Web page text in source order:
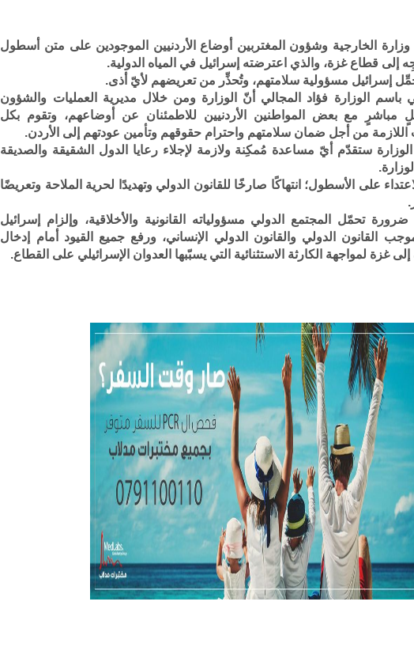
وزارة الخارجية وشؤون المغتربين أوضاع الأردنيين الموجودين على متن أسطول
إلى قطاع غزة، والذي اعترضته إسرائيل في المياه الدولية.
إسرائيل مسؤولية سلامتهم، وتُحذِّر من تعريضهم لأيّ أذى.
باسم الوزارة فؤاد المجالي أنّ الوزارة ومن خلال مديرية العمليات والشؤون
مباشرٍ مع بعض المواطنين الأردنيين للاطمئنان عن أوضاعهم، وتقوم بكل
اللازمة من أجل ضمان سلامتهم واحترام حقوقهم وتأمين عودتهم إلى الأردن.
ستقدّم أيّ مساعدة مُمكِنة ولازمة لإجلاء رعايا الدول الشقيقة والصديقة
على الأسطول؛ انتهاكًا صارخًا للقانون الدولي وتهديدًا لحرية الملاحة وتعريضًا
تحمّل المجتمع الدولي مسؤولياته القانونية والأخلاقية، وإلزام إسرائيل
بموجب القانون الدولي والقانون الدولي الإنساني، ورفع جميع القيود أمام إدخال
إلى غزة لمواجهة الكارثة الاستثنائية التي يسبّبها العدوان الإسرائيلي على القطاع.